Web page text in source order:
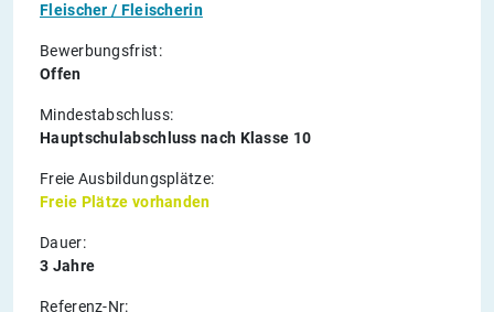
Fleischer / Fleischerin
Bewerbungsfrist:
Offen
Mindestabschluss:
Hauptschulabschluss nach Klasse 10
Freie Ausbildungsplätze:
Freie Plätze vorhanden
Dauer:
3 Jahre
Referenz-Nr: